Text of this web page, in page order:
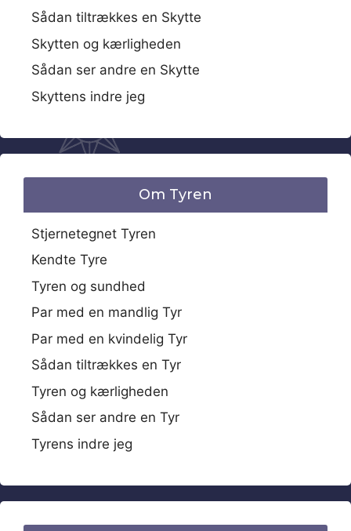
Sådan tiltrækkes en Skytte
Skytten og kærligheden
Sådan ser andre en Skytte
Skyttens indre jeg
Om Tyren
Stjernetegnet Tyren
Kendte Tyre
Tyren og sundhed
Par med en mandlig Tyr
Par med en kvindelig Tyr
Sådan tiltrækkes en Tyr
Tyren og kærligheden
Sådan ser andre en Tyr
Tyrens indre jeg